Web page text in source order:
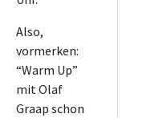
Also,
vormerken:
“Warm Up”
mit Olaf
Graap schon